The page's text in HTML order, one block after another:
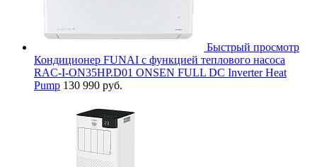
Быстрый просмотр
Кондиционер FUNAI с функцией теплового насоса
RAC-I-ON35HP.D01 ONSEN FULL DC Inverter Heat
Pump 130 990 руб.